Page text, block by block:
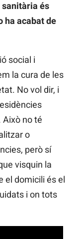
és
ha acabat de
social i
la cura de les
No vol dir, i
Això no té
o
però sí
visquin la
el domicili és el
i on tots